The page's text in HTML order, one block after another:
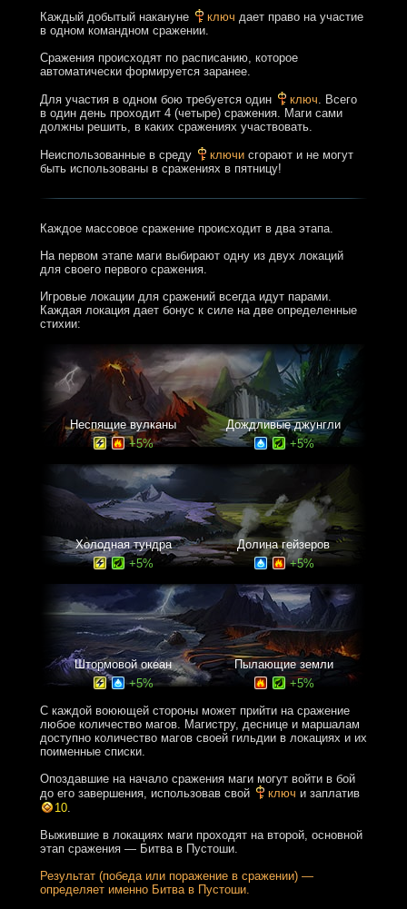
Каждый добытый накануне ключ дает право на участие
в одном командном сражении.
Сражения происходят по расписанию, которое
автоматически формируется заранее.
Для участия в одном бою требуется один ключ. Всего
в один день проходит 4 (четыре) сражения. Маги сами
должны решить, в каких сражениях участвовать.
Неиспользованные в среду ключи сгорают и не могут
быть использованы в сражениях в пятницу!
Каждое массовое сражение происходит в два этапа.
На первом этапе маги выбирают одну из двух локаций
для своего первого сражения.
Игровые локации для сражений всегда идут парами.
Каждая локация дает бонус к силе на две определенные
стихии:
Неспящие вулканы
+5%
Дождливые джунгли
+5%
Холодная тундра
+5%
Долина гейзеров
+5%
Штормовой океан
+5%
Пылающие земли
+5%
С каждой воюющей стороны может прийти на сражение
любое количество магов. Магистру, деснице и маршалам
доступно количество магов своей гильдии в локациях и их
поименные списки.
Опоздавшие на начало сражения маги могут войти в бой
до его завершения, использовав свой
ключ и заплатив
10.
Выжившие в локациях маги проходят на второй, основной
этап сражения — Битва в Пустоши.
Результат (победа или поражение в сражении) —
определяет именно Битва в Пустоши.